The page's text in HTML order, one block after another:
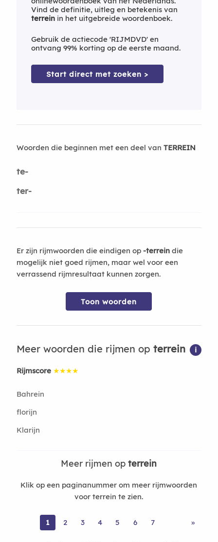
Vind de definitie, uitleg en betekenis van
terreinin het uitgebreide woordenboek.
Gebruik de actiecode 'RIJMDVD' en
ontvang 99% korting op de eerste maand.
Start direct met zoeken >
Woorden die beginnen met een deel van TERREIN
te-
ter-
Er zijn rijmwoorden die eindigen op -terreindie
mogelijk niet goed rijmen, maar wel voor een
verrassend rijmresultaat kunnen zorgen.
Toon woorden
Meer woorden die rijmen op terrein i
Rijmscore ★★★★
Bahrein
florijn
Klarijn
Meer rijmen opterrein
Klik op een paginanummer om meer rijmwoorden
voor terrein te zien.
1 2 3 4 5 6 7 »